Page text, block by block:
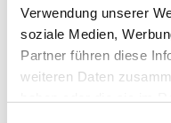
Verwendung unserer
soziale Medien,
Partner führen diese
weiteren Daten